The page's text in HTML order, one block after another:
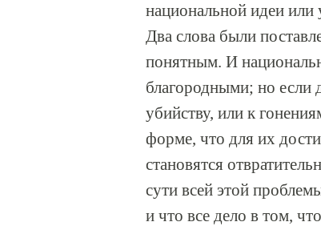
национальной идеи или
Два слова были
понятным. И
благородными; но если
убийству, или к
форме, что для их
становятся
сути всей этой
и что все дело в том,